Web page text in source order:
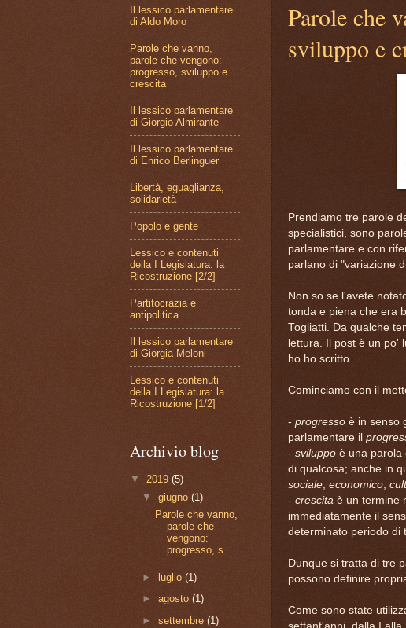
Parole che
sviluppo e
Prendiamo tre parole
specialistici, sono
parlamentare e con
parlano di "variazione
Non so se l'avete
tonda e piena che era
Togliatti. Da qualche
lettura. Il post è un po'
ho ho scritto.
Cominciamo con il
- progressoè in senso
parlamentare il
- sviluppoè una parola
di qualcosa; anche in
sociale, economico,
- crescita è un termine
immediatamente il
determinato periodo di
Dunque si tratta di tre
possono definire
Come sono state
Il lessico parlamentare
di Aldo Moro
Parole che vanno,
parole che vengono:
progresso, sviluppo e
crescita
Il lessico parlamentare
di Giorgio Almirante
Il lessico parlamentare
di Enrico Berlinguer
Libertà, eguaglianza,
solidarietà
Popolo e gente
Lessico e contenuti
della I Legislatura: la
Ricostruzione [2/2]
Partitocrazia e
antipolitica
Il lessico parlamentare
di Giorgia Meloni
Lessico e contenuti
della I Legislatura: la
Ricostruzione [1/2]
Archivio blog
▼ 2019 (5)
▼ giugno (1)
Parole che vanno,
parole che
vengono:
progresso, s...
► luglio (1)
► agosto (1)
► settembre (1)